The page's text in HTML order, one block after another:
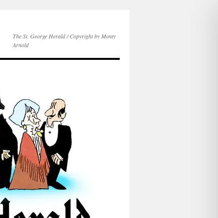
The St. George Herald / Copyright by Monty
Arnold